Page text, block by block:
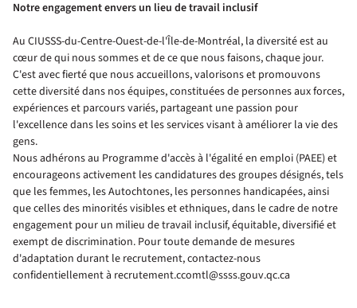
Notre engagement envers un lieu de travail inclusif
Au CIUSSS-du-Centre-Ouest-de-l'Île-de-Montréal, la diversité est au
cœur de qui nous sommes et de ce que nous faisons, chaque jour.
C'est avec fierté que nous accueillons, valorisons et promouvons
cette diversité dans nos équipes, constituées de personnes aux forces,
expériences et parcours variés, partageant une passion pour
l'excellence dans les soins et les services visant à améliorer la vie des
gens.
Nous adhérons au Programme d'accès à l'égalité en emploi (PAEE) et
encourageons activement les candidatures des groupes désignés, tels
que les femmes, les Autochtones, les personnes handicapées, ainsi
que celles des minorités visibles et ethniques, dans le cadre de notre
engagement pour un milieu de travail inclusif, équitable, diversifié et
exempt de discrimination. Pour toute demande de mesures
d'adaptation durant le recrutement, contactez-nous
confidentiellement à recrutement.ccomtl@ssss.gouv.qc.ca